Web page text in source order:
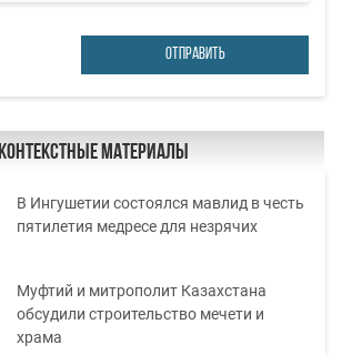
ОТПРАВИТЬ
Контекстные материалы
В Ингушетии состоялся мавлид в честь
пятилетия медресе для незрячих
Муфтий и митрополит Казахстана
обсудили строительство мечети и
храма